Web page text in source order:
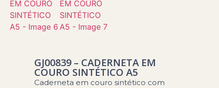
GJ00839 – CADERNETA EM
COURO SINTÉTICO A5
Caderneta em couro sintético com